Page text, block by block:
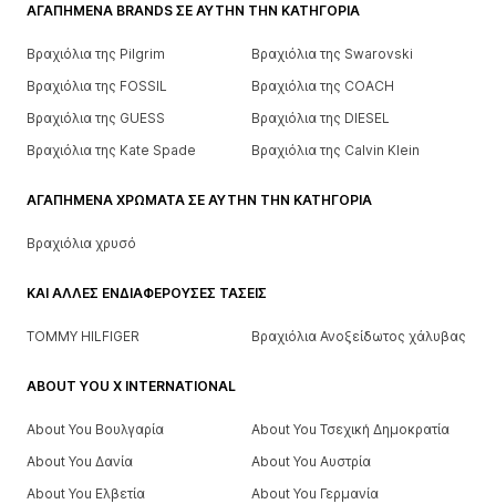
ΑΓΑΠΗΜΈΝΑ BRANDS ΣΕ ΑΥΤΉΝ ΤΗΝ ΚΑΤΗΓΟΡΊΑ
Βραχιόλια της Pilgrim
Βραχιόλια της Swarovski
Βραχιόλια της FOSSIL
Βραχιόλια της COACH
Βραχιόλια της GUESS
Βραχιόλια της DIESEL
Βραχιόλια της Kate Spade
Βραχιόλια της Calvin Klein
ΑΓΑΠΗΜΈΝΑ ΧΡΏΜΑΤΑ ΣΕ ΑΥΤΉΝ ΤΗΝ ΚΑΤΗΓΟΡΊΑ
Βραχιόλια χρυσό
ΚΑΙ ΆΛΛΕΣ ΕΝΔΙΑΦΈΡΟΥΣΕΣ ΤΆΣΕΙΣ
TOMMY HILFIGER Βραχιόλια Ανοξείδωτος χάλυβας
ABOUT YOU X INTERNATIONAL
About You Βουλγαρία
About You Τσεχική Δημοκρατία
About You Δανία
About You Αυστρία
About You Ελβετία
About You Γερμανία